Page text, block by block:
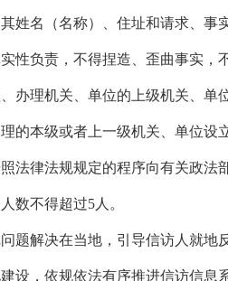
名（名称）、住址和请求、事
性负责，不得捏造、歪曲事实，
理机关、单位的上级机关、单
本级或者上一级机关、单位设
法律法规规定的程序向有关政法
数不得超过5人。
题解决在当地，引导信访人就地
，依规依法有序推进信访信息